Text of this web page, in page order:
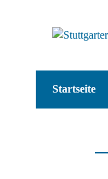
Startseite